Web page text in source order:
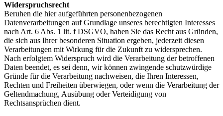
Widerspruchsrecht
Beruhen die hier aufgeführten personenbezogenen
Datenverarbeitungen auf Grundlage unseres berechtigten Interesses
nach Art. 6 Abs. 1 lit. f DSGVO, haben Sie das Recht aus Gründen,
die sich aus Ihrer besonderen Situation ergeben, jederzeit diesen
Verarbeitungen mit Wirkung für die Zukunft zu widersprechen.
Nach erfolgtem Widerspruch wird die Verarbeitung der betroffenen
Daten beendet, es sei denn, wir können zwingende schutzwürdige
Gründe für die Verarbeitung nachweisen, die Ihren Interessen,
Rechten und Freiheiten überwiegen, oder wenn die Verarbeitung der
Geltendmachung, Ausübung oder Verteidigung von
Rechtsansprüchen dient.